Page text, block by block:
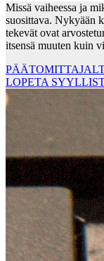
Missä vaiheessa ja
suosittava. Nykyään
tekevät ovat
itsensä muuten kuin
LOPETA